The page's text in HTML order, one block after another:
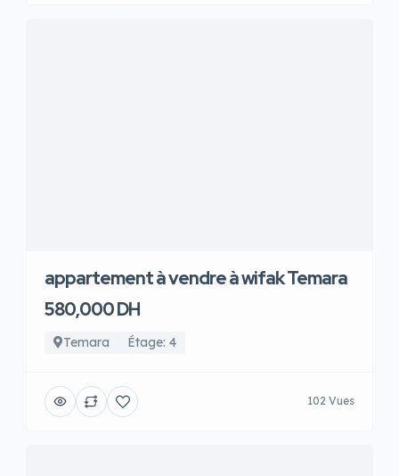
appartement à vendre à wifak Temara
580,000 DH
Temara Étage: 4
102 Vues